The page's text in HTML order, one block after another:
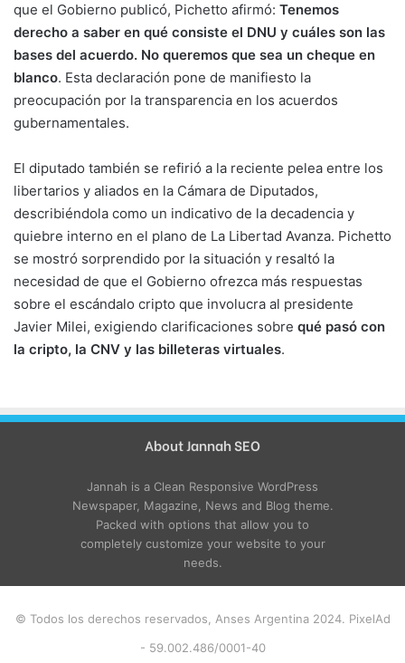
que el Gobierno publicó, Pichetto afirmó: Tenemos
derecho a saber en qué consiste el DNU y cuáles son las
bases del acuerdo. No queremos que sea un cheque en
blanco. Esta declaración pone de manifiesto la
preocupación por la transparencia en los acuerdos
gubernamentales.
El diputado también se refirió a la reciente pelea entre los
libertarios y aliados en la Cámara de Diputados,
describiéndola como un indicativo de la decadencia y
quiebre interno en el plano de La Libertad Avanza. Pichetto
se mostró sorprendido por la situación y resaltó la
necesidad de que el Gobierno ofrezca más respuestas
sobre el escándalo cripto que involucra al presidente
Javier Milei, exigiendo clarificaciones sobre qué pasó con
la cripto, la CNV y las billeteras virtuales.
About Jannah SEO
Jannah is a Clean Responsive WordPress
Newspaper, Magazine, News and Blog theme.
Packed with options that allow you to
completely customize your website to your
needs.
© Todos los derechos reservados, Anses Argentina 2024. PixelAd
- 59.002.486/0001-40